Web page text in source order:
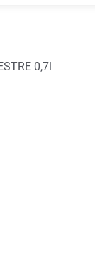
überspringen